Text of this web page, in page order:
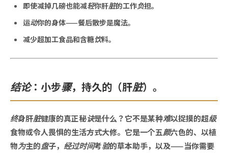
即使减掉几磅也能减轻你肝脏的工作负担。
运动你的身体——餐后散步是魔法。
减少超加工食品和含糖饮料。
结论：小步骤，持久的（肝脏）。
终身肝脏健康的真正秘诀是什么？它不是某种难以捉摸的超级
食物或令人畏惧的生活方式大修。它是一个五颜六色的、以植
物为主的盘子，经过时间考验的草本助手，以及——当你需要